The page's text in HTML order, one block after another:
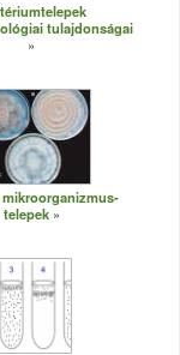
tulajdonságai
telepek